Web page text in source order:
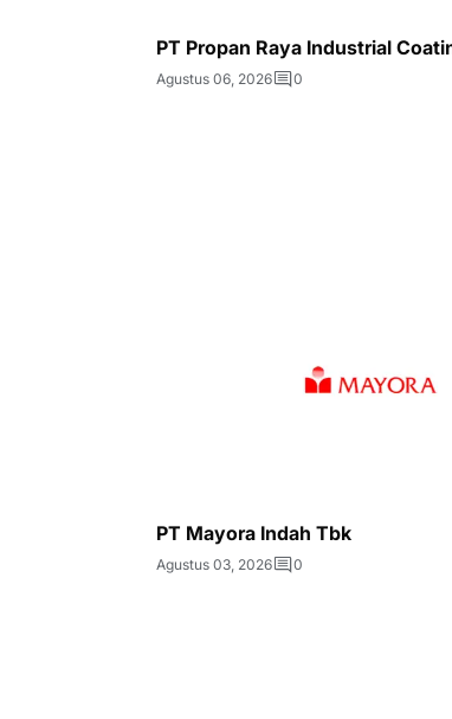
PT Propan Raya Industrial
Agustus 06, 2026 0
PT Mayora Indah Tbk
Agustus 03, 2026 0